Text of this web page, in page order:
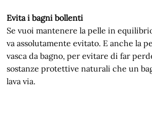
Evita i bagni bollenti
Se vuoi mantenere la pelle in
va assolutamente evitato. E anche la
vasca da bagno, per evitare di far
sostanze protettive naturali che un
lava via.